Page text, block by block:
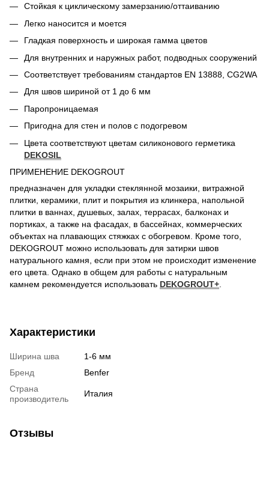
Стойкая к циклическому замерзанию/оттаиванию
Легко наносится и моется
Гладкая поверхность и широкая гамма цветов
Для внутренних и наружных работ, подводных сооружений
Соответствует требованиям стандартов EN 13888, CG2WA
Для швов шириной от 1 до 6 мм
Паропроницаемая
Пригодна для стен и полов с подогревом
Цвета соответствуют цветам силиконового герметика
DEKOSIL
ПРИМЕНЕНИЕ DEKOGROUT
предназначен для укладки стеклянной мозаики, витражной
плитки, керамики, плит и покрытия из клинкера, напольной
плитки в ваннах, душевых, залах, террасах, балконах и
портиках, а также на фасадах, в бассейнах, коммерческих
объектах на плавающих стяжках с обогревом. Кроме того,
DEKOGROUT можно использовать для затирки швов
натурального камня, если при этом не происходит изменение
его цвета. Однако в общем для работы с натуральным
камнем рекомендуется использовать DEKOGROUT+
Характеристики
Ширина шва
1-6 мм
Бренд
Benfer
Страна
производитель
Италия
Отзывы